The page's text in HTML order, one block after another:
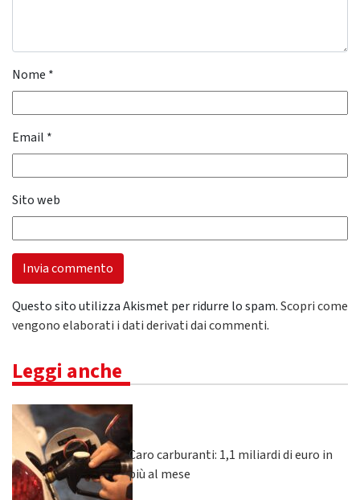
Nome *
Email *
Sito web
Questo sito utilizza Akismet per ridurre lo spam.Scopri come
vengono elaborati i dati derivati dai commenti.
Leggi anche
Caro carburanti: 1,1 miliardi di euro in
più al mese